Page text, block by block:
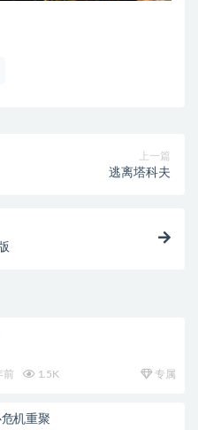
上一篇
逃离塔科夫
前 1.5K 专属
机重聚